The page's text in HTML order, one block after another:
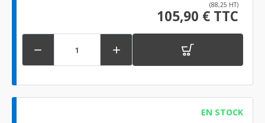
(88,25 HT)
105,90 € TTC
 
EN STOCK